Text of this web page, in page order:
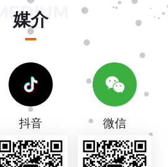
MEDIUM
媒介
抖音 微信